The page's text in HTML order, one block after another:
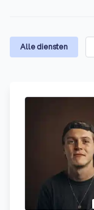
Alle diensten